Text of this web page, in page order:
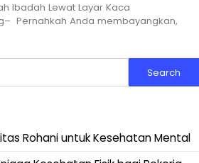
Ibadah Lewat Layar Kaca
Pernahkah Anda membayangkan,
Search
Rohani untuk Kesehatan Mental